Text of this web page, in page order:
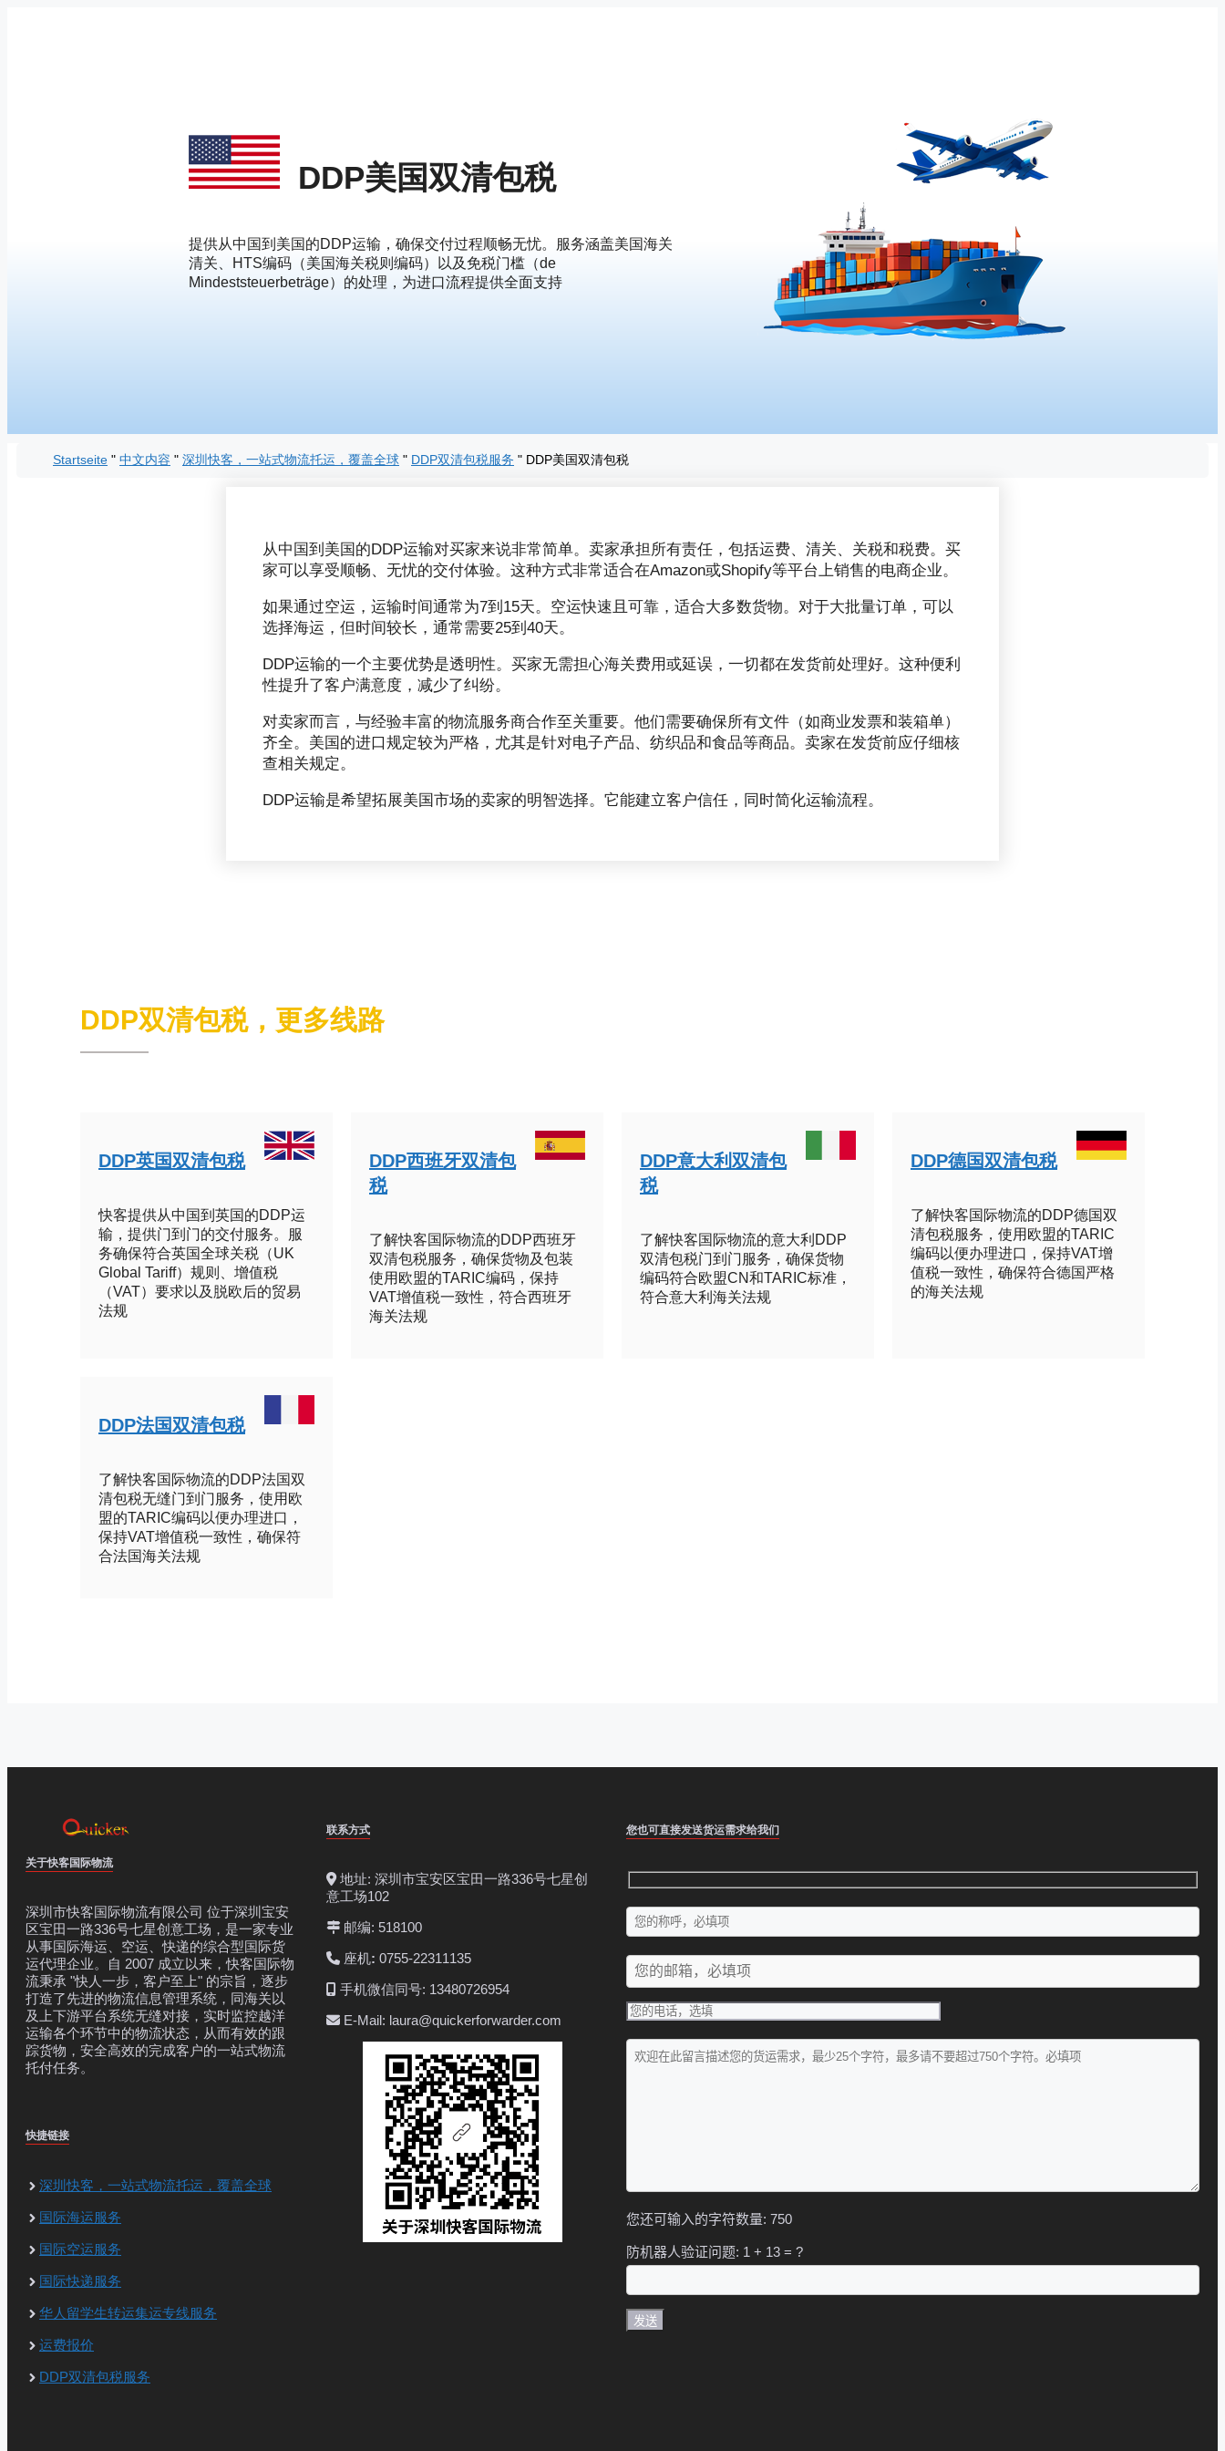
DDP美国双清包税
提供从中国到美国的DDP运输，确保交付过程顺畅无忧。服务涵盖美国海关
清关、HTS编码（美国海关税则编码）以及免税门槛（de
Mindeststeuerbeträge）的处理，为进口流程提供全面支持
Startseite " 中文内容 " 深圳快客，一站式物流托运，覆盖全球 " DDP双清包税服务 " DDP美国双清包税
从中国到美国的DDP运输对买家来说非常简单。卖家承担所有责任，包括运费、清关、关税和税费。买
家可以享受顺畅、无忧的交付体验。这种方式非常适合在Amazon或Shopify等平台上销售的电商企业。
如果通过空运，运输时间通常为7到15天。空运快速且可靠，适合大多数货物。对于大批量订单，可以
选择海运，但时间较长，通常需要25到40天。
DDP运输的一个主要优势是透明性。买家无需担心海关费用或延误，一切都在发货前处理好。这种便利
性提升了客户满意度，减少了纠纷。
对卖家而言，与经验丰富的物流服务商合作至关重要。他们需要确保所有文件（如商业发票和装箱单）
齐全。美国的进口规定较为严格，尤其是针对电子产品、纺织品和食品等商品。卖家在发货前应仔细核
查相关规定。
DDP运输是希望拓展美国市场的卖家的明智选择。它能建立客户信任，同时简化运输流程。
DDP双清包税，更多线路
DDP英国双清包税
快客提供从中国到英国的DDP运
输，提供门到门的交付服务。服
务确保符合英国全球关税（UK
Global Tariff）规则、增值税
（VAT）要求以及脱欧后的贸易
法规
DDP西班牙双清包
税
了解快客国际物流的DDP西班牙
双清包税服务，确保货物及包装
使用欧盟的TARIC编码，保持
VAT增值税一致性，符合西班牙
海关法规
DDP意大利双清包
税
了解快客国际物流的意大利DDP
双清包税门到门服务，确保货物
编码符合欧盟CN和TARIC标准，
符合意大利海关法规
DDP德国双清包税
了解快客国际物流的DDP德国双
清包税服务，使用欧盟的TARIC
编码以便办理进口，保持VAT增
值税一致性，确保符合德国严格
的海关法规
DDP法国双清包税
了解快客国际物流的DDP法国双
清包税无缝门到门服务，使用欧
盟的TARIC编码以便办理进口，
保持VAT增值税一致性，确保符
合法国海关法规
关于快客国际物流
深圳市快客国际物流有限公司 位于深圳宝安
区宝田一路336号七星创意工场，是一家专业
从事国际海运、空运、快递的综合型国际货
运代理企业。自 2007 成立以来，快客国际物
流秉承 "快人一步，客户至上" 的宗旨，逐步
打造了先进的物流信息管理系统，同海关以
及上下游平台系统无缝对接，实时监控越洋
运输各个环节中的物流状态，从而有效的跟
踪货物，安全高效的完成客户的一站式物流
托付任务。
快捷链接
深圳快客，一站式物流托运，覆盖全球
国际海运服务
国际空运服务
国际快递服务
华人留学生转运集运专线服务
运费报价
DDP双清包税服务
联系方式
地址: 深圳市宝安区宝田一路336号七星创
意工场102
邮编: 518100
座机: 0755-22311135
手机微信同号: 13480726954
E-Mail: laura@quickerforwarder.com
您也可直接发送货运需求给我们
您还可输入的字符数量: 750
防机器人验证问题: 1 + 13 = ?